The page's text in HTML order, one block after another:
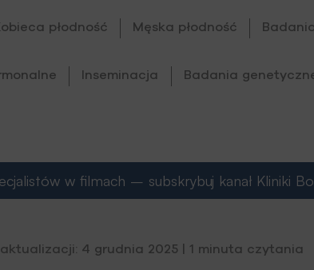
płodność Męska płodność
Inseminacja Badania
w filmach – subskrybuj kanał Kliniki
4 grudnia 2025 | 1 minuta czytania